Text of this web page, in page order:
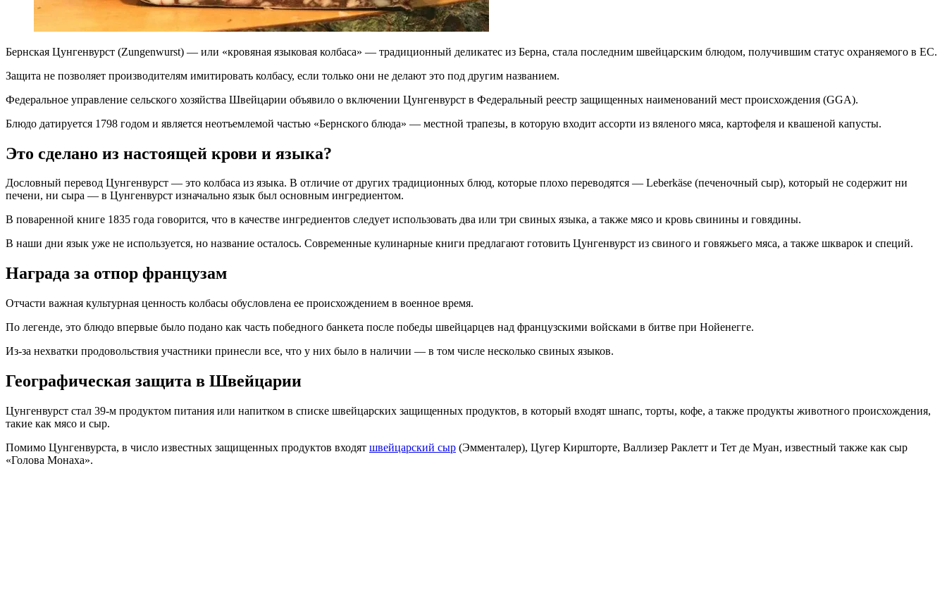
Бернская Цунгенвурст (Zungenwurst) — или «кровяная языковая колбаса» — традиционный деликатес из Берна, стала последним швейцарским блюдом, получившим статус охраняемого в ЕС.
Защита не позволяет производителям имитировать колбасу, если только они не делают это под другим названием.
Федеральное управление сельского хозяйства Швейцарии объявило о включении Цунгенвурст в Федеральный реестр защищенных наименований мест происхождения (GGA).
Блюдо датируется 1798 годом и является неотъемлемой частью «Бернского блюда» — местной трапезы, в которую входит ассорти из вяленого мяса, картофеля и квашеной капусты.
Это сделано из настоящей крови и языка?
Дословный перевод Цунгенвурст — это колбаса из языка. В отличие от других традиционных блюд, которые плохо переводятся — Leberkäse (печеночный сыр), который не содержит ни
печени, ни сыра — в Цунгенвурст изначально язык был основным ингредиентом.
В поваренной книге 1835 года говорится, что в качестве ингредиентов следует использовать два или три свиных языка, а также мясо и кровь свинины и говядины.
В наши дни язык уже не используется, но название осталось. Современные кулинарные книги предлагают готовить Цунгенвурст из свиного и говяжьего мяса, а также шкварок и специй.
Награда за отпор французам
Отчасти важная культурная ценность колбасы обусловлена ее происхождением в военное время.
По легенде, это блюдо впервые было подано как часть победного банкета после победы швейцарцев над французскими войсками в битве при Нойенегге.
Из-за нехватки продовольствия участники принесли все, что у них было в наличии — в том числе несколько свиных языков.
Географическая защита в Швейцарии
Цунгенвурст стал 39-м продуктом питания или напитком в списке швейцарских защищенных продуктов, в который входят шнапс, торты, кофе, а также продукты животного происхождения,
такие как мясо и сыр.
Помимо Цунгенвурста, в число известных защищенных продуктов входят швейцарский сыр (Эмменталер), Цугер Киршторте, Валлизер Раклетт и Тет де Муан, известный также как сыр
«Голова Монаха».